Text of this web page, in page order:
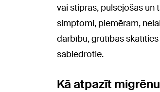
vai stipras, pulsējošas un
simptomi, piemēram,
darbību, grūtības
sabiedrotie.
Kā atpazīt